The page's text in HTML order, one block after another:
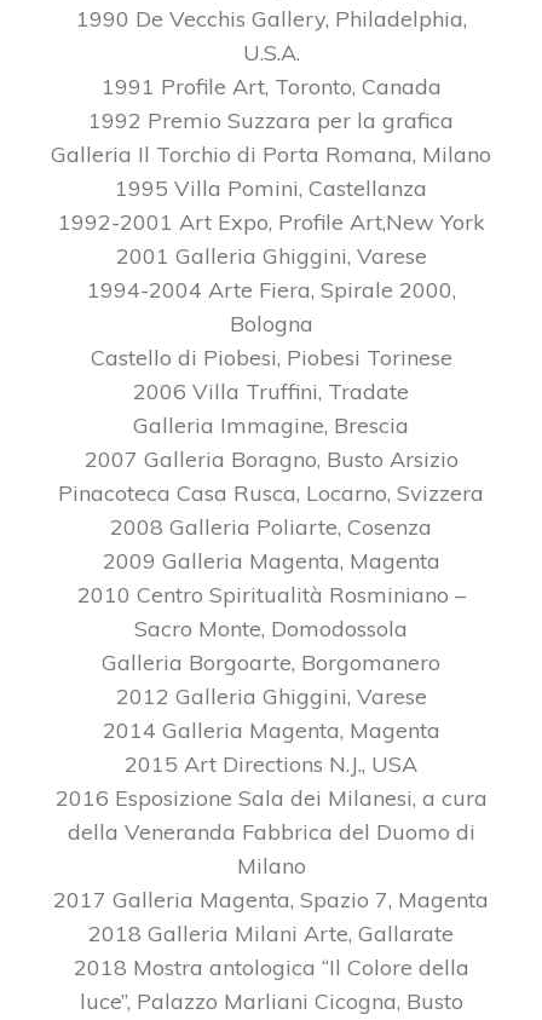
1990 De Vecchis Gallery, Philadelphia,
U.S.A.
1991 Profile Art, Toronto, Canada
1992 Premio Suzzara per la grafica
Galleria Il Torchio di Porta Romana, Milano
1995 Villa Pomini, Castellanza
1992-2001 Art Expo, Profile Art,New York
2001 Galleria Ghiggini, Varese
1994-2004 Arte Fiera, Spirale 2000,
Bologna
Castello di Piobesi, Piobesi Torinese
2006 Villa Truffini, Tradate
Galleria Immagine, Brescia
2007 Galleria Boragno, Busto Arsizio
Pinacoteca Casa Rusca, Locarno, Svizzera
2008 Galleria Poliarte, Cosenza
2009 Galleria Magenta, Magenta
2010 Centro Spiritualità Rosminiano –
Sacro Monte, Domodossola
Galleria Borgoarte, Borgomanero
2012 Galleria Ghiggini, Varese
2014 Galleria Magenta, Magenta
2015 Art Directions N.J., USA
2016 Esposizione Sala dei Milanesi, a cura
della Veneranda Fabbrica del Duomo di
Milano
2017 Galleria Magenta, Spazio 7, Magenta
2018 Galleria Milani Arte, Gallarate
2018 Mostra antologica “Il Colore della
luce”, Palazzo Marliani Cicogna, Busto